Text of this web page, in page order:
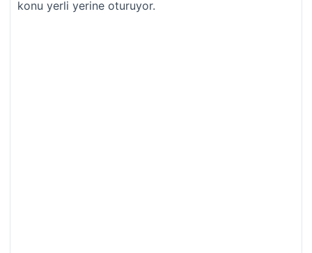
konu yerli yerine oturuyor.